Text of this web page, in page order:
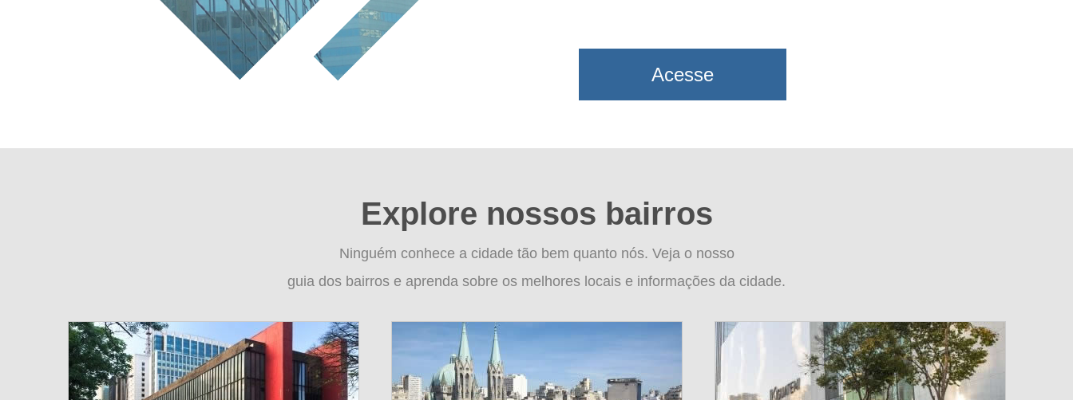
Acesse
Explore nossos bairros
Ninguém conhece a cidade tão bem quanto nós. Veja o nosso
guia dos bairros e aprenda sobre os melhores locais e informações da cidade.